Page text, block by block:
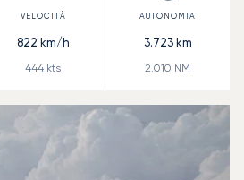
822 km/h
444 kts
3.723km
2.010 NM